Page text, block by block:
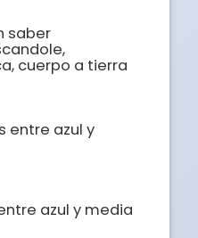
saber
cuerpo a tierra
entre azul y
azul y media